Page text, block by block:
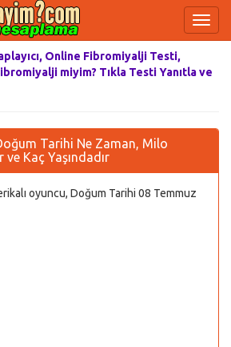
Online Fibromiyalji Testi,
miyim? Tıkla Testi Yanıtla ve
Tarihi Ne Zaman, Milo
Kaç Yaşındadır
oyuncu, Doğum Tarihi 08 Temmuz